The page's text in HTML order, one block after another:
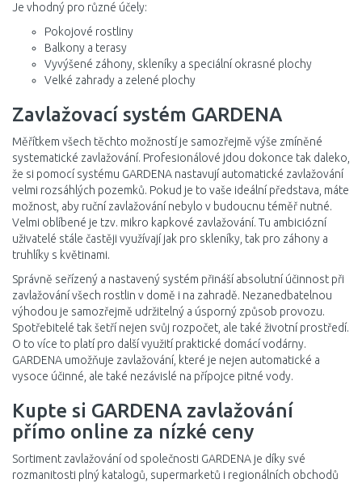
Je vhodný pro různé účely:
Pokojové rostliny
Balkony a terasy
Vyvýšené záhony, skleníky a speciální okrasné plochy
Velké zahrady a zelené plochy
Zavlažovací systém GARDENA
Měřítkem všech těchto možností je samozřejmě výše zmíněné
systematické zavlažování. Profesionálové jdou dokonce tak daleko,
že si pomocí systému GARDENA nastavují automatické zavlažování
velmi rozsáhlých pozemků. Pokud je to vaše ideální představa, máte
možnost, aby ruční zavlažování nebylo v budoucnu téměř nutné.
Velmi oblíbené je tzv. mikro kapkové zavlažování. Tu ambiciózní
uživatelé stále častěji využívají jak pro skleníky, tak pro záhony a
truhlíky s květinami.
Správně seřízený a nastavený systém přináší absolutní účinnost při
zavlažování všech rostlin v domě i na zahradě. Nezanedbatelnou
výhodou je samozřejmě udržitelný a úsporný způsob provozu.
Spotřebitelé tak šetří nejen svůj rozpočet, ale také životní prostředí.
O to více to platí pro další využití praktické domácí vodárny.
GARDENA umožňuje zavlažování, které je nejen automatické a
vysoce účinné, ale také nezávislé na přípojce pitné vody.
Kupte si GARDENA zavlažování
přímo online za nízké ceny
Sortiment zavlažování od společnosti GARDENA je díky své
rozmanitosti plný katalogů, supermarketů i regionálních obchodů